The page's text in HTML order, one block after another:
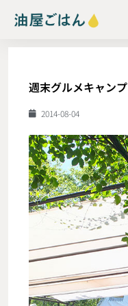
週末グルメキャンプ
2014-08-04